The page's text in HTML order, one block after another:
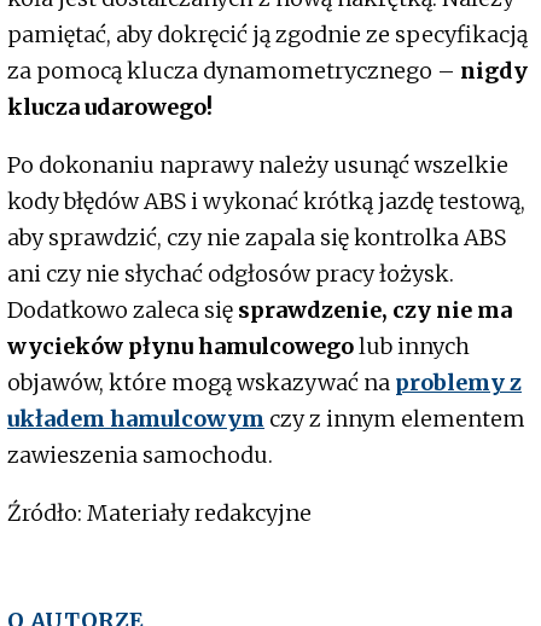
pamiętać, aby dokręcić ją zgodnie ze specyfikacją
za pomocą klucza dynamometrycznego – nigdy
klucza udarowego!
Po dokonaniu naprawy należy usunąć wszelkie
kody błędów ABS i wykonać krótką jazdę testową,
aby sprawdzić, czy nie zapala się kontrolka ABS
ani czy nie słychać odgłosów pracy łożysk.
Dodatkowo zaleca się sprawdzenie, czy nie ma
wycieków płynu hamulcowegolub innych
objawów, które mogą wskazywać na problemy z
układem hamulcowym czy z innym elementem
zawieszenia samochodu.
Źródło: Materiały redakcyjne